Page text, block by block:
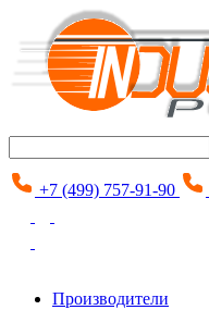
+7 (499) 757-91-90
Производители